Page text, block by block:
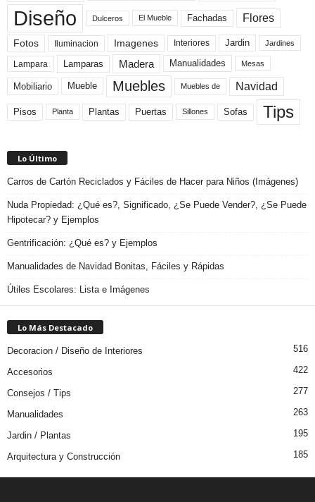
Diseño Dulceros El Mueble Fachadas Flores
Fotos Iluminacion Imagenes Interiores Jardin Jardines
Lampara Lamparas Madera Manualidades Mesas
Mobiliario Mueble Muebles Muebles de Navidad
Pisos Planta Plantas Puertas Sillones Sofas Tips
Lo Último
Carros de Cartón Reciclados y Fáciles de Hacer para Niños (Imágenes)
Nuda Propiedad: ¿Qué es?, Significado, ¿Se Puede Vender?, ¿Se Puede
Hipotecar? y Ejemplos
Gentrificación: ¿Qué es? y Ejemplos
Manualidades de Navidad Bonitas, Fáciles y Rápidas
Útiles Escolares: Lista e Imágenes
Lo Más Destacado
Decoracion / Diseño de Interiores 516
Accesorios 422
Consejos / Tips 277
Manualidades 263
Jardin / Plantas 195
Arquitectura y Construcción 185